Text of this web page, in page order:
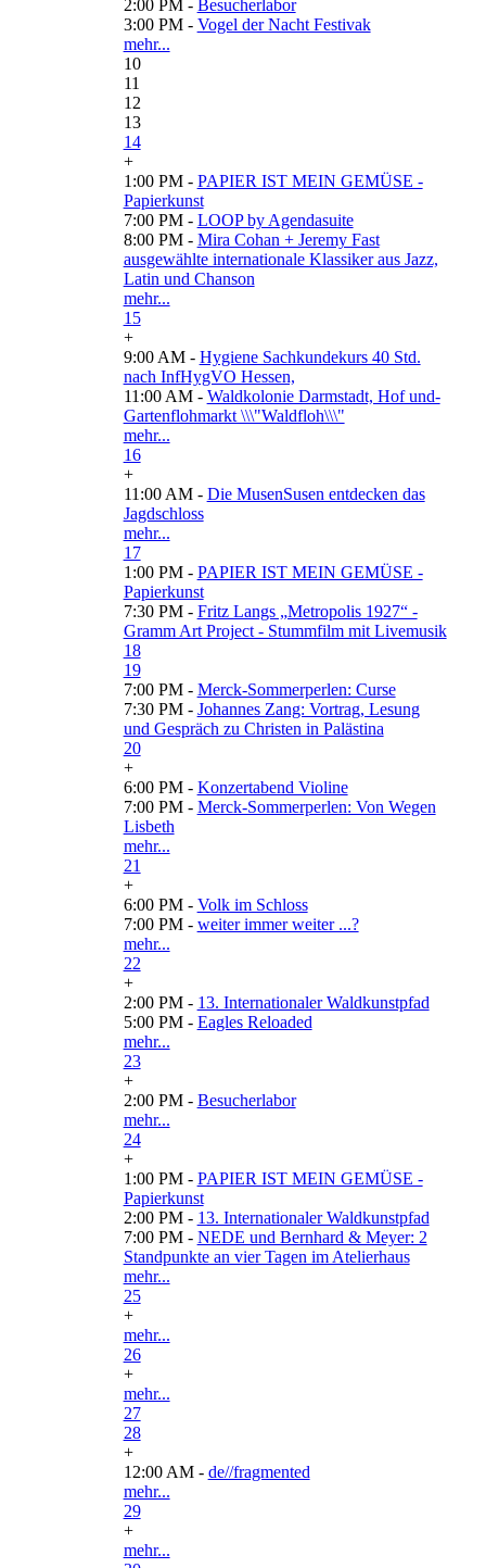
2:00 PM - Besucherlabor
3:00 PM - Vogel der Nacht Festivak
mehr...
10
11
12
13
14
+
1:00 PM - PAPIER IST MEIN GEMÜSE -
Papierkunst
7:00 PM - LOOP by Agendasuite
8:00 PM - Mira Cohan + Jeremy Fast
ausgewählte internationale Klassiker aus Jazz,
Latin und Chanson
mehr...
15
+
9:00 AM - Hygiene Sachkundekurs 40 Std.
nach InfHygVO Hessen,
11:00 AM - Waldkolonie Darmstadt, Hof und-
Gartenflohmarkt \\\"Waldfloh\\\"
mehr...
16
+
11:00 AM - Die MusenSusen entdecken das
Jagdschloss
mehr...
17
1:00 PM - PAPIER IST MEIN GEMÜSE -
Papierkunst
7:30 PM - Fritz Langs „Metropolis 1927“ -
Gramm Art Project - Stummfilm mit Livemusik
18
19
7:00 PM - Merck-Sommerperlen: Curse
7:30 PM - Johannes Zang: Vortrag, Lesung
und Gespräch zu Christen in Palästina
20
+
6:00 PM - Konzertabend Violine
7:00 PM - Merck-Sommerperlen: Von Wegen
Lisbeth
mehr...
21
+
6:00 PM - Volk im Schloss
7:00 PM - weiter immer weiter ...?
mehr...
22
+
2:00 PM - 13. Internationaler Waldkunstpfad
5:00 PM - Eagles Reloaded
mehr...
23
+
2:00 PM - Besucherlabor
mehr...
24
+
1:00 PM - PAPIER IST MEIN GEMÜSE -
Papierkunst
2:00 PM - 13. Internationaler Waldkunstpfad
7:00 PM - NEDE und Bernhard & Meyer: 2
Standpunkte an vier Tagen im Atelierhaus
mehr...
25
+
mehr...
26
+
mehr...
27
28
+
12:00 AM - de//fragmented
mehr...
29
+
mehr...